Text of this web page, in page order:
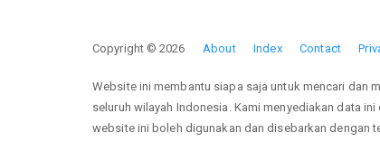
Copyright © 2026 About Index Contact
Website ini membantu siapa saja untuk mencari dan
seluruh wilayah Indonesia. Kami menyediakan data
website ini boleh digunakan dan disebarkan dengan